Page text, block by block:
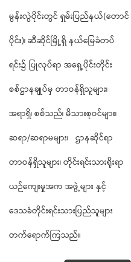
မွန်းလွဲပိုင်းတွင် ရှမ်းပြည်နယ်(တောင်
ပိုင်း)၊ ဆီဆိုင်မြို့ရှိ နယ်မြေခံတပ်
ရင်း၌ ပြုလုပ်ရာ အရှေ့ပိုင်းတိုင်း
စစ်ဌာနချုပ်မှ တာဝန်ရှိသူများ၊
အရာရှိ၊ စစ်သည်၊ မိသားစုဝင်များ၊
ဆရာ/ဆရာမများ၊ ဌာနဆိုင်ရာ
တာဝန်ရှိသူများ၊ တိုင်းရင်းသားရိုးရာ
ယဉ်ကျေးမှုအက အဖွဲ့များ နှင့်
ဒေသခံတိုင်းရင်းသားပြည်သူများ
တက်ရောက်ကြသည်။